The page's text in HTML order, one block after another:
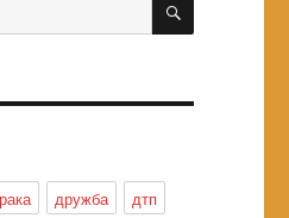
дружба
дтп